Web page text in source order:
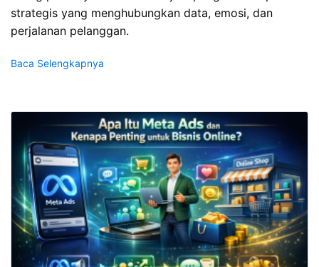
strategis yang menghubungkan data, emosi, dan
perjalanan pelanggan.
Baca Selengkapnya